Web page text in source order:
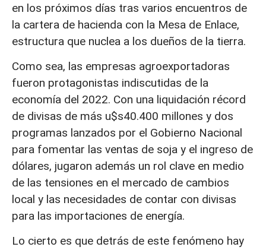
en los próximos días tras varios encuentros de
la cartera de hacienda con la Mesa de Enlace,
estructura que nuclea a los dueños de la tierra.
Como sea, las empresas agroexportadoras
fueron protagonistas indiscutidas de la
economía del 2022. Con una liquidación récord
de divisas de más u$s40.400 millones y dos
programas lanzados por el Gobierno Nacional
para fomentar las ventas de soja y el ingreso de
dólares, jugaron además un rol clave en medio
de las tensiones en el mercado de cambios
local y las necesidades de contar con divisas
para las importaciones de energía.
Lo cierto es que detrás de este fenómeno hay